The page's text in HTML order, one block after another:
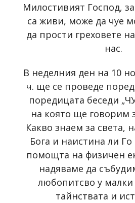
Милостивият Господ,
са живи, може да чуе
да прости греховете
нас.
В неделния ден на 10
ч. ще се проведе
поредицата беседи
на която ще говорим
Какво знаем за света,
Бога и наистина ли
помощта на физичен
надяваме да
любопитсво у малки
тайнствата и